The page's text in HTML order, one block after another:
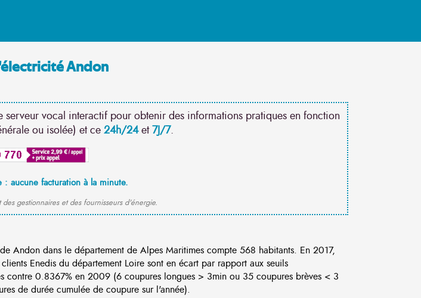
Andon
serveur vocal interactif pour obtenir des informations pratiques en fonction
ou isolée) et ce 24h/24et7J/7.
aucune facturation à la minute.
gestionnaires et des fournisseurs d'énergie.
Andon dans le département de Alpes Maritimes compte 568 habitants. En 2017,
Enedis du département Loire sont en écart par rapport aux seuils
contre 0.8367% en 2009 (6 coupures longues > 3min ou 35 coupures brèves < 3
de durée cumulée de coupure sur l'année).